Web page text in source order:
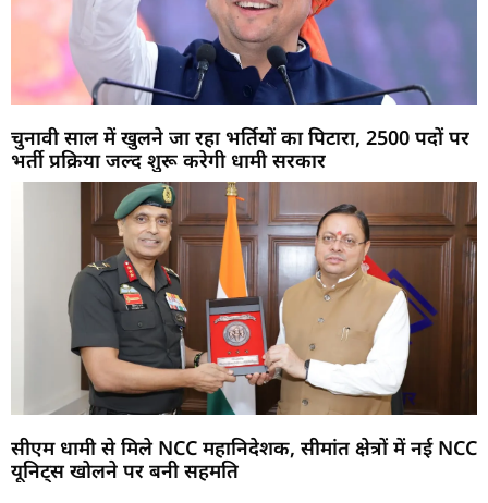
चुनावी साल में खुलने जा रहा भर्तियों का पिटारा, 2500 पदों पर
भर्ती प्रक्रिया जल्द शुरू करेगी धामी सरकार
सीएम धामी से मिले NCC महानिदेशक, सीमांत क्षेत्रों में नई NCC
यूनिट्स खोलने पर बनी सहमति